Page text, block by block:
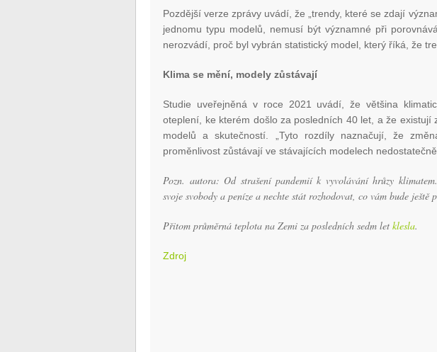
Pozdější verze zprávy uvádí, že „trendy, které se zdají
jednomu typu modelů, nemusí být významné při
nerozvádí, proč byl vybrán statistický model, který říká, že
Klima se mění, modely zůstávají
Studie uveřejněná v roce 2021 uvádí, že většina
oteplení, ke kterém došlo za posledních 40 let, a že existují
modelů a skutečností. „Tyto rozdíly naznačují, že
proměnlivost zůstávají ve stávajících modelech nedostatečně
Pozn. autora: Od strašení pandemií k vyvolávání hrůzy
svoje svobody a peníze a nechte stát rozhodovat, co vám bude ještě
Přitom průměrná teplota na Zemi za posledních sedm letklesla.
Zdroj